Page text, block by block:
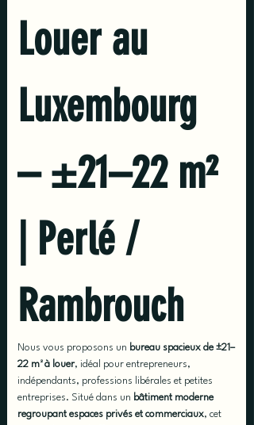
Louer au
Luxembourg
– ±21–22 m²
| Perlé /
Rambrouch
Nous vous proposons un bureau spacieux de ±21–
22 m² à louer, idéal pour entrepreneurs,
indépendants, professions libérales et petites
entreprises. Situé dans un bâtiment moderne
regroupant espaces privés et commerciaux, cet